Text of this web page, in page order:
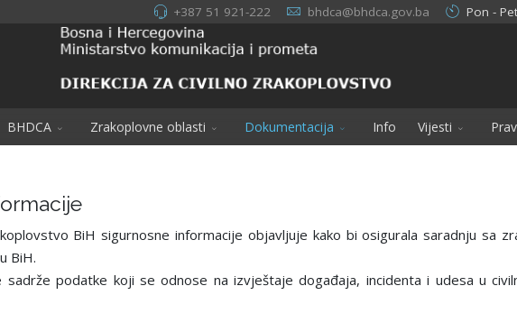
+387 51 921-222 bhdca@bhdca.gov.ba Pon -
BHDCA Zrakoplovne oblasti Dokumentacija Info Vijesti
BiH sigurnosne informacije objavljuje kako bi osigurala saradnju sa
BiH.
sadrže podatke koji se odnose na izvještaje događaja, incidenta i udesa u